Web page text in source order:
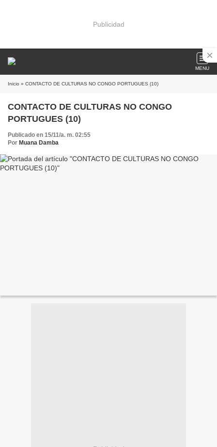
Publicidad
MENU
Inicio » CONTACTO DE CULTURAS NO CONGO PORTUGUES (10)
CONTACTO DE CULTURAS NO CONGO
PORTUGUES (10)
Publicado en 15/11/a. m. 02:55
Por Muana Damba